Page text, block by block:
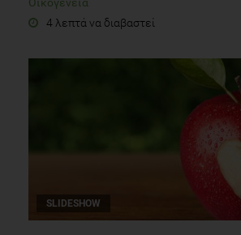
4 λεπτά να διαβαστεί
SLIDESHOW